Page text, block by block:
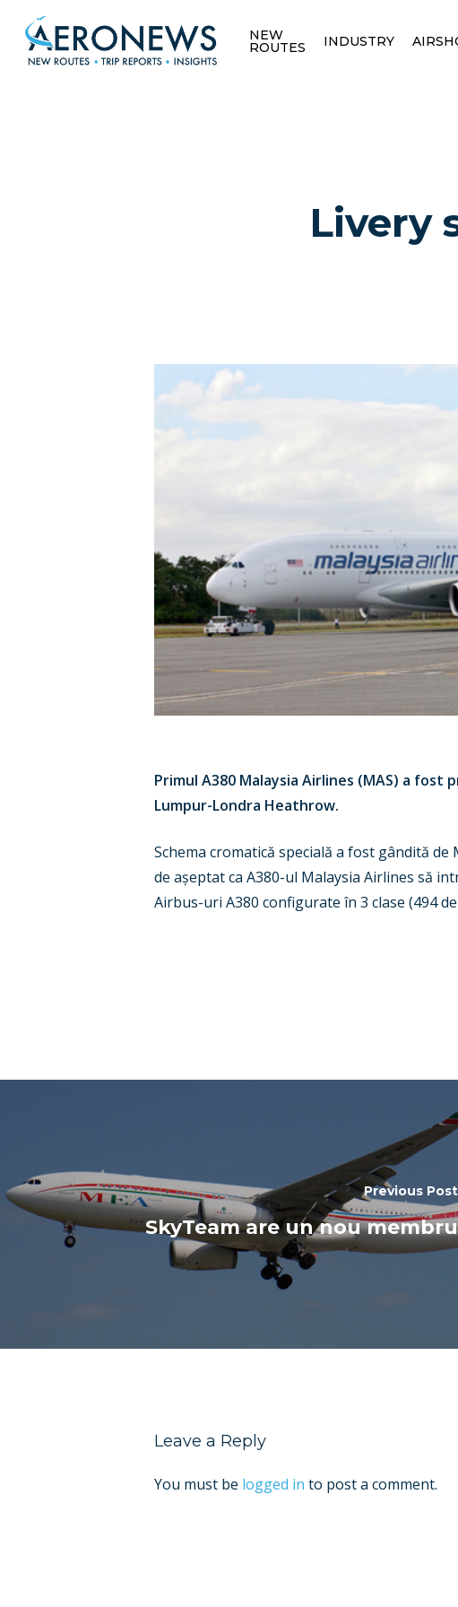
NEW
ROUTES INDUSTRY
Livery
Primul A380 Malaysia Airlines (MAS) a
Lumpur-Londra Heathrow.
Schema cromatică specială a fost gândită
de așeptat ca A380-ul Malaysia Airlines să
Airbus-uri A380 configurate în 3 clase (494
Previous Post
SkyTeam are un nou membru
Leave a Reply
You must be logged in to post a comment.